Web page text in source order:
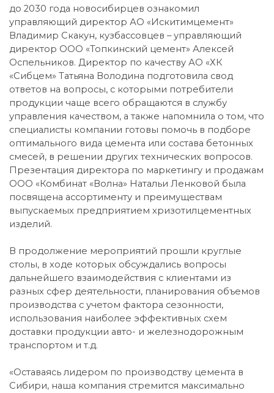
до 2030 года новосибирцев ознакомил
управляющий директор АО «Искитимцемент»
Владимир Скакун, кузбассовцев – управляющий
директор ООО «Топкинский цемент» Алексей
Оспельников. Директор по качеству АО «ХК
«Сибцем» Татьяна Володина подготовила свод
ответов на вопросы, с которыми потребители
продукции чаще всего обращаются в службу
управления качеством, а также напомнила о том, что
специалисты компании готовы помочь в подборе
оптимального вида цемента или состава бетонных
смесей, в решении других технических вопросов.
Презентация директора по маркетингу и продажам
ООО «Комбинат «Волна» Натальи Ленковой была
посвящена ассортименту и преимуществам
выпускаемых предприятием хризотилцементных
изделий.
В продолжение мероприятий прошли круглые
столы, в ходе которых обсуждались вопросы
дальнейшего взаимодействия с клиентами из
разных сфер деятельности, планирования объемов
производства с учетом фактора сезонности,
использования наиболее эффективных схем
доставки продукции авто- и железнодорожным
транспортом и т.д.
«Оставаясь лидером по производству цемента в
Сибири, наша компания стремится максимально